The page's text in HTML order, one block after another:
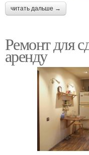
читать дальше →
Ремонт для
аренду